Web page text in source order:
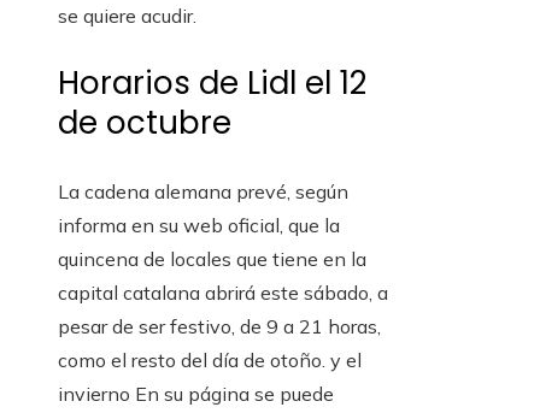
se quiere acudir.
Horarios de Lidl el 12
de octubre
La cadena alemana prevé, según
informa en su web oficial, que la
quincena de locales que tiene en la
capital catalana abrirá este sábado, a
pesar de ser festivo, de 9 a 21 horas,
como el resto del día de otoño. y el
invierno En su página se puede